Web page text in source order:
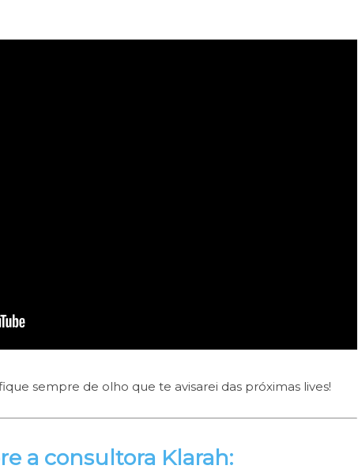
sempre de olho que te avisarei das próximas lives!
a consultora Klarah: